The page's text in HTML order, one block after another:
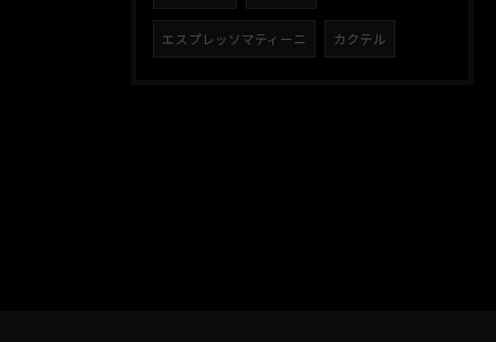
エスプレッソマティーニ カクテル